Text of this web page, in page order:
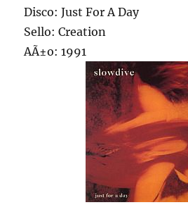
Disco: Just For A Day
Sello: Creation
AÃ±o: 1991